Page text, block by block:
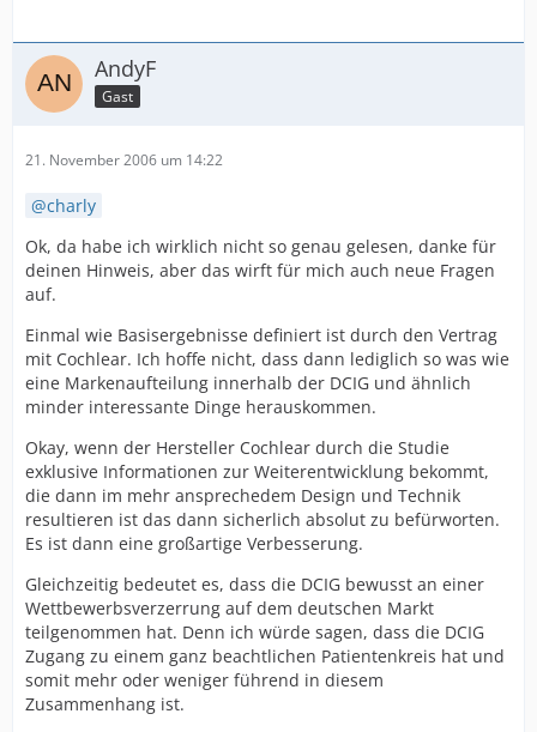
AndyF
Gast
21. November 2006 um 14:22
charly
Ok, da habe ich wirklich nicht so genau gelesen, danke für
deinen Hinweis, aber das wirft für mich auch neue Fragen
auf.
Einmal wie Basisergebnisse definiert ist durch den Vertrag
mit Cochlear. Ich hoffe nicht, dass dann lediglich so was wie
eine Markenaufteilung innerhalb der DCIG und ähnlich
minder interessante Dinge herauskommen.
Okay, wenn der Hersteller Cochlear durch die Studie
exklusive Informationen zur Weiterentwicklung bekommt,
die dann im mehr ansprechedem Design und Technik
resultieren ist das dann sicherlich absolut zu befürworten.
Es ist dann eine großartige Verbesserung.
Gleichzeitig bedeutet es, dass die DCIG bewusst an einer
Wettbewerbsverzerrung auf dem deutschen Markt
teilgenommen hat. Denn ich würde sagen, dass die DCIG
Zugang zu einem ganz beachtlichen Patientenkreis hat und
somit mehr oder weniger führend in diesem
Zusammenhang ist.